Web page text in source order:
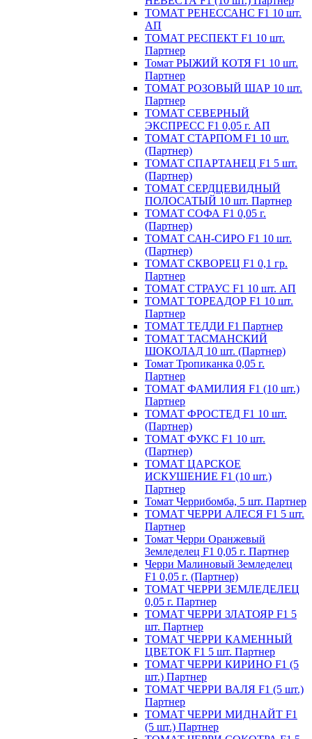
ТОМАТ РЕНЕССАНС F1 10 шт.
АП
ТОМАТ РЕСПЕКТ F1 10 шт.
Партнер
Томат РЫЖИЙ КОТЯ F1 10 шт.
Партнер
ТОМАТ РОЗОВЫЙ ШАР 10 шт.
Партнер
ТОМАТ СЕВЕРНЫЙ
ЭКСПРЕСС F1 0,05 г. АП
ТОМАТ СТАРПОМ F1 10 шт.
(Партнер)
ТОМАТ СПАРТАНЕЦ F1 5 шт.
(Партнер)
ТОМАТ СЕРДЦЕВИДНЫЙ
ПОЛОСАТЫЙ 10 шт. Партнер
ТОМАТ СОФА F1 0,05 г.
(Партнер)
ТОМАТ САН-СИРО F1 10 шт.
(Партнер)
ТОМАТ СКВОРЕЦ F1 0,1 гр.
Партнер
ТОМАТ СТРАУС F1 10 шт. АП
ТОМАТ ТОРЕАДОР F1 10 шт.
Партнер
ТОМАТ ТЕДДИ F1 Партнер
ТОМАТ ТАСМАНСКИЙ
ШОКОЛАД 10 шт. (Партнер)
Томат Тропиканка 0,05 г.
Партнер
ТОМАТ ФАМИЛИЯ F1 (10 шт.)
Партнер
ТОМАТ ФРОСТЕД F1 10 шт.
(Партнер)
ТОМАТ ФУКС F1 10 шт.
(Партнер)
ТОМАТ ЦАРСКОЕ
ИСКУШЕНИЕ F1 (10 шт.)
Партнер
Томат Черрибомба, 5 шт. Партнер
ТОМАТ ЧЕРРИ АЛЕСЯ F1 5 шт.
Партнер
Томат Черри Оранжевый
Земледелец F1 0,05 г. Партнер
Черри Малиновый Земледелец
F1 0,05 г. (Партнер)
ТОМАТ ЧЕРРИ ЗЕМЛЕДЕЛЕЦ
0,05 г. Партнер
ТОМАТ ЧЕРРИ ЗЛАТОЯР F1 5
шт. Партнер
ТОМАТ ЧЕРРИ КАМЕННЫЙ
ЦВЕТОК F1 5 шт. Партнер
ТОМАТ ЧЕРРИ КИРИНО F1 (5
шт.) Партнер
ТОМАТ ЧЕРРИ ВАЛЯ F1 (5 шт.)
Партнер
ТОМАТ ЧЕРРИ МИДНАЙТ F1
(5 шт.) Партнер